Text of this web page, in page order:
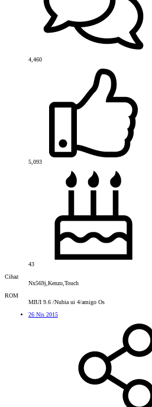
4,460
5,093
43
Cihaz
Nx569j,Kenzo,Touch
ROM
MIUI 9.6 /Nubia ui 4/amigo Os
26 Nis 2015